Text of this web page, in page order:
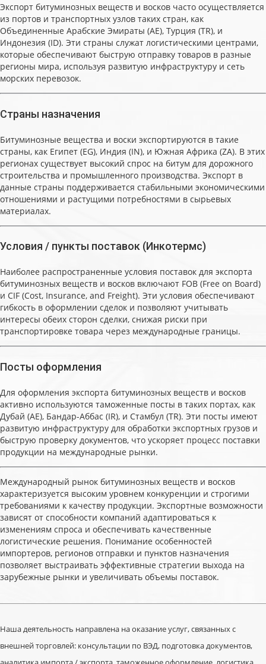
Экспорт битуминозных веществ и восков часто осуществляется
из портов и транспортных узлов таких стран, как
Объединенные Арабские Эмираты (AE), Турция (TR), и
Индонезия (ID). Эти страны служат логистическими центрами,
которые обеспечивают быструю отправку товаров в разные
регионы мира, используя развитую инфраструктуру и сеть
морских перевозок.
Страны назначения
Битуминозные вещества и воски экспортируются в такие
страны, как Египет (EG), Индия (IN), и Южная Африка (ZA). В этих
регионах существует высокий спрос на битум для дорожного
строительства и промышленного производства. Экспорт в
данные страны поддерживается стабильными экономическими
отношениями и растущими потребностями в сырьевых
материалах.
Условия / пункты поставок (Инкотермс)
Наиболее распространенные условия поставок для экспорта
битуминозных веществ и восков включают FOB (Free on Board)
и CIF (Cost, Insurance, and Freight). Эти условия обеспечивают
гибкость в оформлении сделок и позволяют учитывать
интересы обеих сторон сделки, снижая риски при
транспортировке товара через международные границы.
Посты оформления
Для оформления экспорта битуминозных веществ и восков
активно используются таможенные посты в таких портах, как
Дубай (AE), Бандар-Аббас (IR), и Стамбул (TR). Эти посты имеют
развитую инфраструктуру для обработки экспортных грузов и
быструю проверку документов, что ускоряет процесс поставки
продукции на международные рынки.
Международный рынок битуминозных веществ и восков
характеризуется высоким уровнем конкуренции и строгими
требованиями к качеству продукции. Экспортные возможности
зависят от способности компаний адаптироваться к
изменениям спроса и обеспечивать качественные
логистические решения. Понимание особенностей
импортеров, регионов отправки и пунктов назначения
позволяет выстраивать эффективные стратегии выхода на
зарубежные рынки и увеличивать объемы поставок.
Наша деятельность направлена на оказание услуг, связанных с
внешней торговлей: консультации по ВЭД, подготовка документов,